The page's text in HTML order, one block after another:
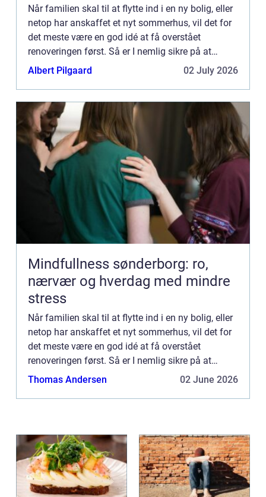
Når familien skal til at flytte ind i en ny bolig, eller
netop har anskaffet et nyt sommerhus, vil det for
det meste være en god idé at få overstået
renoveringen først. Så er I nemlig sikre på at
denne bliver udført til punkt og prikke, med et
Albert Pilgaard 02 July 2026
Mindfullness sønderborg: ro,
nærvær og hverdag med mindre
stress
Når familien skal til at flytte ind i en ny bolig, eller
netop har anskaffet et nyt sommerhus, vil det for
det meste være en god idé at få overstået
renoveringen først. Så er I nemlig sikre på at
denne bliver udført til punkt og prikke, med et
Thomas Andersen 02 June 2026